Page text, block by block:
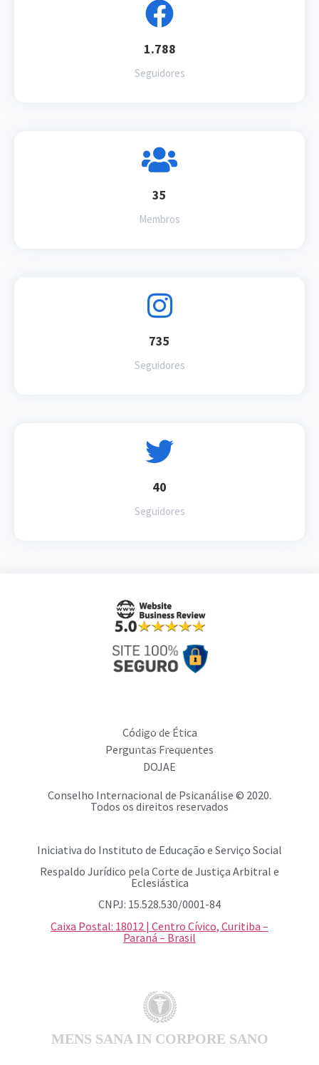
1.788
Seguidores
35
Membros
735
Seguidores
40
Seguidores
Código de Ética
Perguntas Frequentes
DOJAE
Conselho Internacional de Psicanálise © 2020.
Todos os direitos reservados
Iniciativa do Instituto de Educação e Serviço Social
Respaldo Jurídico pela Corte de Justiça Arbitral e
Eclesiástica
CNPJ: 15.528.530/0001-84
Caixa Postal: 18012 | Centro Cívico, Curitiba –
Paraná – Brasil
MENS SANA IN CORPORE SANO